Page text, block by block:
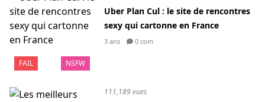
FAIL NSFW
Uber Plan Cul : le site de rencontres
sexy qui cartonne en France
3 ans 0 com
111,189 vues